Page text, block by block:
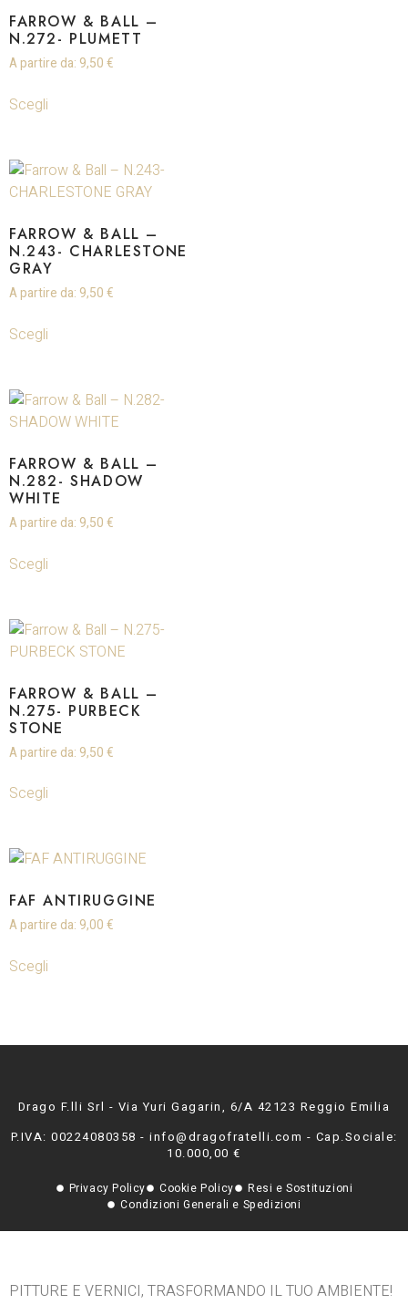
FARROW & BALL –
N.272- PLUMETT
A partire da: 9,50 €
Scegli
FARROW & BALL –
N.243- CHARLESTONE
GRAY
A partire da: 9,50 €
Scegli
FARROW & BALL –
N.282- SHADOW
WHITE
A partire da: 9,50 €
Scegli
FARROW & BALL –
N.275- PURBECK
STONE
A partire da: 9,50 €
Scegli
FAF ANTIRUGGINE
A partire da: 9,00 €
Scegli
Drago F.lli Srl - Via Yuri Gagarin, 6/A 42123 Reggio Emilia
P.IVA: 00224080358 - info@dragofratelli.com - Cap.Sociale:
10.000,00 €
Privacy Policy Cookie Policy
Resi e Sostituzioni
Condizioni Generali e Spedizioni
PITTURE E VERNICI, TRASFORMANDO IL TUO AMBIENTE!